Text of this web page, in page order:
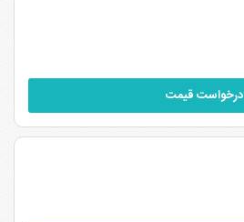
درخواست قیمت